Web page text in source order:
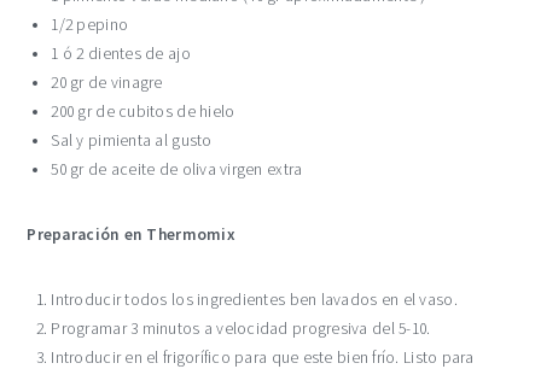
1/2 pepino
1 ó 2 dientes de ajo
20 gr de vinagre
200 gr de cubitos de hielo
Sal y pimienta al gusto
50 gr de aceite de oliva virgen extra
Preparación en Thermomix
Introducir todos los ingredientes ben lavados en el vaso.
Programar 3 minutos a velocidad progresiva del 5-10.
Introducir en el frigorífico para que este bien frío. Listo para